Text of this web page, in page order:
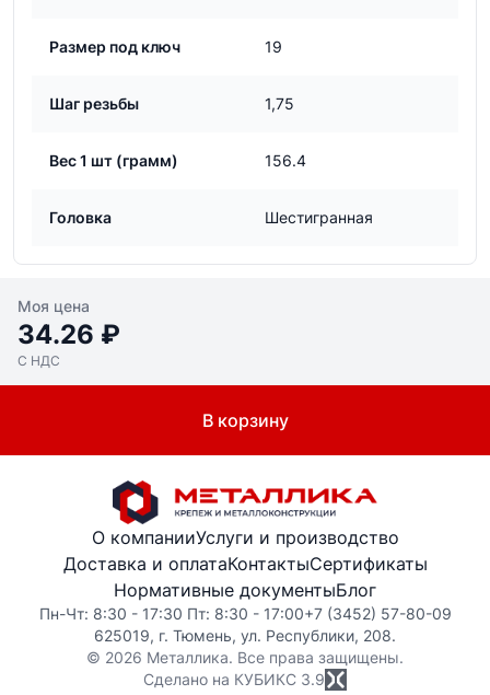
Размер под ключ 19
Шаг резьбы 1,75
Вес 1 шт (грамм) 156.4
Головка Шестигранная
Моя цена
34.26 ₽
С НДС
В корзину
О компанииУслуги и производство
Доставка и оплатаКонтактыСертификаты
Нормативные документыБлог
Пн-Чт: 8:30 - 17:30 Пт: 8:30 - 17:00+7 (3452) 57-80-09
625019, г. Тюмень, ул. Республики, 208.
© 2026 Металлика. Все права защищены.
Сделано на КУБИКС 3.9